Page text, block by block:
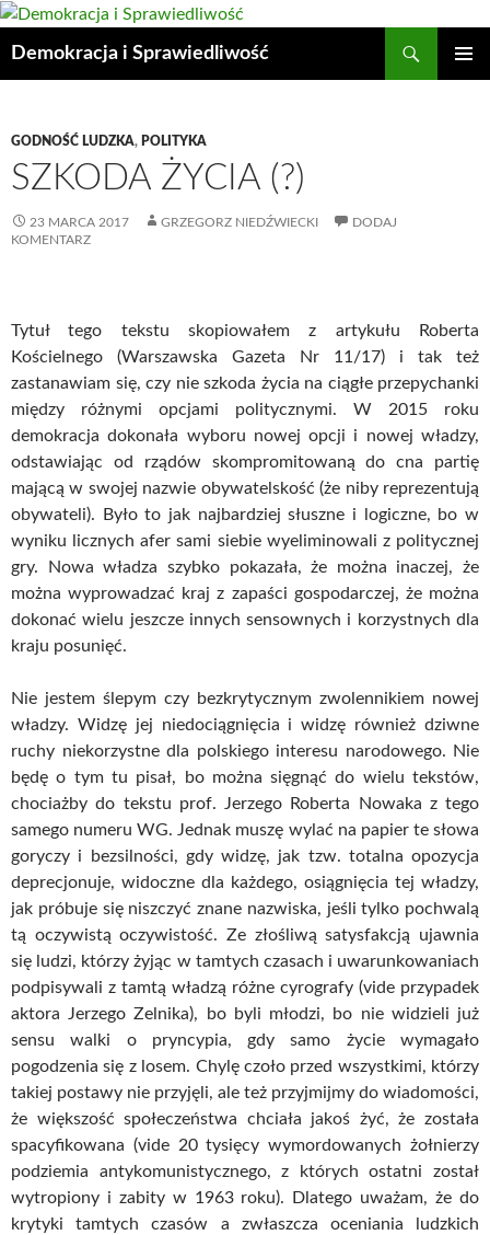
Przejdź
treści
Demokracja i Sprawiedliwość
GODNOŚĆ LUDZKA, POLITYKA
SZKODA ŻYCIA (?)
23 MARCA 2017 GRZEGORZ NIEDŹWIECKI
DODAJ
KOMENTARZ
Tytuł tego tekstu skopiowałem z artykułu Roberta
Kościelnego (Warszawska Gazeta Nr 11/17) i tak też
zastanawiam się, czy nie szkoda życia na ciągłe przepychanki
między różnymi opcjami politycznymi. W 2015 roku
demokracja dokonała wyboru nowej opcji i nowej władzy,
odstawiając od rządów skompromitowaną do cna partię
mającą w swojej nazwie obywatelskość (że niby reprezentują
obywateli). Było to jak najbardziej słuszne i logiczne, bo w
wyniku licznych afer sami siebie wyeliminowali z politycznej
gry. Nowa władza szybko pokazała, że można inaczej, że
można wyprowadzać kraj z zapaści gospodarczej, że można
dokonać wielu jeszcze innych sensownych i korzystnych dla
kraju posunięć.
Nie jestem ślepym czy bezkrytycznym zwolennikiem nowej
władzy. Widzę jej niedociągnięcia i widzę również dziwne
ruchy niekorzystne dla polskiego interesu narodowego. Nie
będę o tym tu pisał, bo można sięgnąć do wielu tekstów,
chociażby do tekstu prof. Jerzego Roberta Nowaka z tego
samego numeru WG. Jednak muszę wylać na papier te słowa
goryczy i bezsilności, gdy widzę, jak tzw. totalna opozycja
deprecjonuje, widoczne dla każdego, osiągnięcia tej władzy,
jak próbuje się niszczyć znane nazwiska, jeśli tylko pochwalą
tą oczywistą oczywistość. Ze złośliwą satysfakcją ujawnia
się ludzi, którzy żyjąc w tamtych czasach i uwarunkowaniach
podpisywali z tamtą władzą różne cyrografy (vide przypadek
aktora Jerzego Zelnika), bo byli młodzi, bo nie widzieli już
sensu walki o pryncypia, gdy samo życie wymagało
pogodzenia się z losem. Chylę czoło przed wszystkimi, którzy
takiej postawy nie przyjęli, ale też przyjmijmy do wiadomości,
że większość społeczeństwa chciała jakoś żyć, że została
spacyfikowana (vide 20 tysięcy wymordowanych żołnierzy
podziemia antykomunistycznego, z których ostatni został
wytropiony i zabity w 1963 roku). Dlatego uważam, że do
krytyki tamtych czasów a zwłaszcza oceniania ludzkich